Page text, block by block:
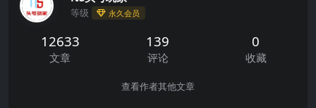
等级 永久会员
12633
文章
139
评论
0
收藏
查看作者其他文章